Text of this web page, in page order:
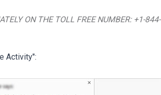
ON THE TOLL FREE NUMBER: +1-844-
Activity":